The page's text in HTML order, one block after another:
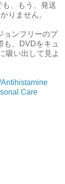
、もう、発送
りません。
ョンフリーのプ
も、DVDをキュ
吸い出して見よ
Care